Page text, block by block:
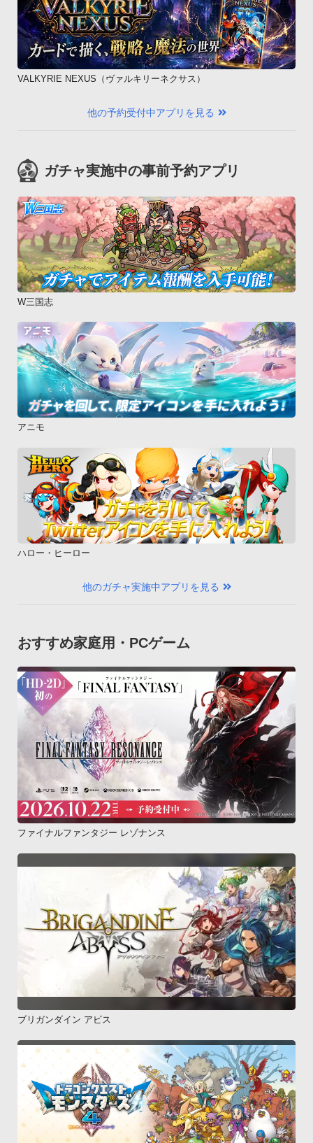
VALKYRIE NEXUS（ヴァルキリーネクサス）
他の予約受付中アプリを見る
ガチャ実施中の事前予約アプリ
W三国志
アニモ
ハロー・ヒーロー
他のガチャ実施中アプリを見る
おすすめ家庭用・PCゲーム
ファイナルファンタジー レゾナンス
ブリガンダイン アビス